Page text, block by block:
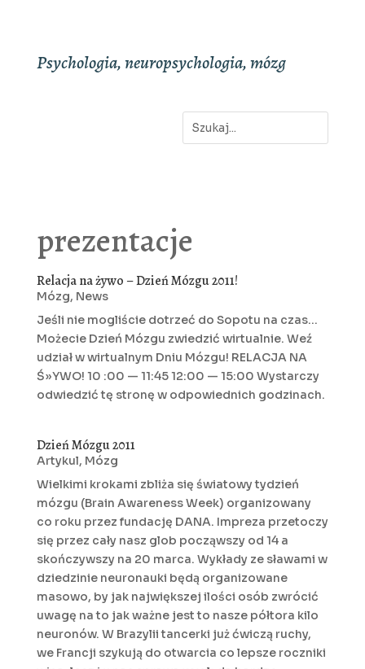
Psychologia, neuropsychologia, mózg
prezentacje
Relacja na żywo – Dzień Mózgu 2011!
Mózg, News
Jeśli nie mogliście dotrzeć do Sopotu na czas...
Możecie Dzień Mózgu zwiedzić wirtualnie. Weź
udział w wirtualnym Dniu Mózgu! RELACJA NA
Ś»YWO! 10 :00 — 11:45 12:00 — 15:00 Wystarczy
odwiedzić tę stronę w odpowiednich godzinach.
Dzień Mózgu 2011
Artykul, Mózg
Wielkimi krokami zbliża się światowy tydzień
mózgu (Brain Awareness Week) organizowany
co roku przez fundację DANA. Impreza przetoczy
się przez cały nasz glob począwszy od 14 a
skończywszy na 20 marca. Wykłady ze sławami w
dziedzinie neuronauki będą organizowane
masowo, by jak największej ilości osób zwrócić
uwagę na to jak ważne jest to nasze półtora kilo
neuronów. W Brazylii tancerki już ćwiczą ruchy,
we Francji szykują do otwarcia co lepsze roczniki